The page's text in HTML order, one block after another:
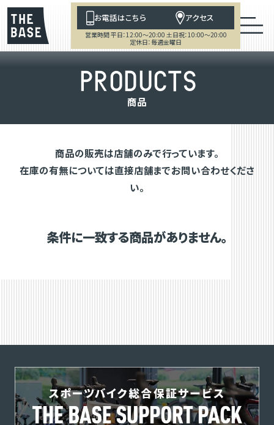
お電話はこちら アクセス
営業時間 平日：12:00～20:00 土日祝：10:00～20:00
定休日：毎週金曜日
PRODUCTS
商品
商品の販売は店舗のみで行っています。
在庫の有無については直接店舗までお問い合わせくださ
い。
条件に一致する商品がありません。